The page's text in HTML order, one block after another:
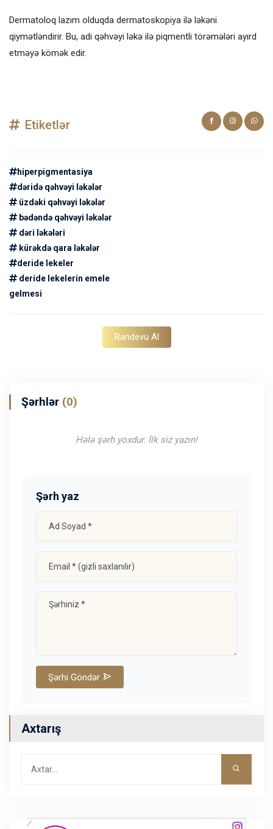
Dermatoloq lazım olduqda dermatoskopiya ilə ləkəni
qiymətləndirir. Bu, adi qəhvəyi ləkə ilə piqmentli törəmələri ayırd
etməyə kömək edir.
Etiketlər
hiperpigmentasiya
dəridə qəhvəyi ləkələr
üzdəki qəhvəyi ləkələr
bədəndə qəhvəyi ləkələr
dəri ləkələri
kürəkdə qara ləkələr
deride lekeler
deride lekelerin emele
gelmesi
Randevu Al
Şərhlər (0)
Hələ şərh yoxdur. İlk siz yazın!
Şərh yaz
Şərhi Göndər
Axtarış